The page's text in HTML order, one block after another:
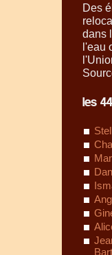
Des
dans
l'eau
les